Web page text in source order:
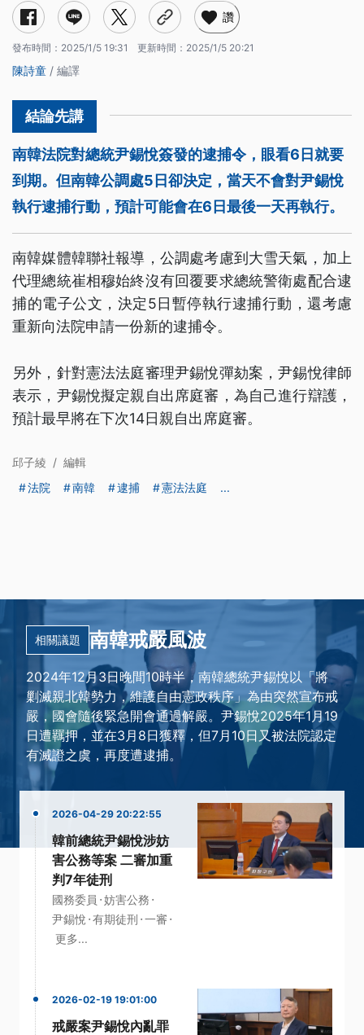
讚
發布時間： 2025/1/5 19:31 更新時間： 2025/1/5 20:21
陳詩童 / 編譯
南韓法院對總統尹錫悅簽發的逮捕令，眼看6日就要
到期。但南韓公調處5日卻決定，當天不會對尹錫悅
執行逮捕行動，預計可能會在6日最後一天再執行。
南韓媒體韓聯社報導，公調處考慮到大雪天氣，加上
代理總統崔相穆始終沒有回覆要求總統警衛處配合逮
捕的電子公文，決定5日暫停執行逮捕行動，還考慮
重新向法院申請一份新的逮捕令。
另外，針對憲法法庭審理尹錫悅彈劾案，尹錫悅律師
表示，尹錫悅擬定親自出席庭審，為自己進行辯護，
預計最早將在下次14日親自出席庭審。
邱子綾 / 編輯
法院
南韓 逮捕 憲法法庭 ...
相關議題 南韓戒嚴風波
2024年12月3日晚間10時半，南韓總統尹錫悅以「將
剿滅親北韓勢力，維護自由憲政秩序」為由突然宣布戒
嚴，國會隨後緊急開會通過解嚴。尹錫悅2025年1月19
日遭羈押，並在3月8日獲釋，但7月10日又被法院認定
有滅證之虞，再度遭逮捕。
2026-04-29 20:22:55
韓前總統尹錫悅涉妨
害公務等案 二審加重
判7年徒刑
國務委員 ·妨害公務 ·
尹錫悅 ·有期徒刑 ·一審 ·
更多...
2026-02-19 19:01:00
戒嚴案尹錫悅內亂罪